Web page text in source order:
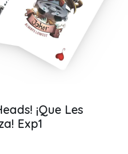
¡Que Les
Exp1